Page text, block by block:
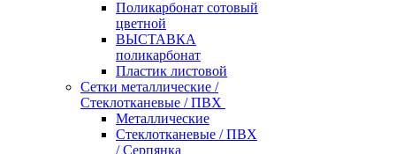
Поликарбонат сотовый
цветной
ВЫСТАВКА
поликарбонат
Пластик листовой
Сетки металлические /
Стеклотканевые / ПВХ
Металлические
Стеклотканевые / ПВХ
/ Серпянка